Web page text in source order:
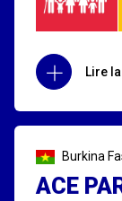
Lire
Burkina
ACE